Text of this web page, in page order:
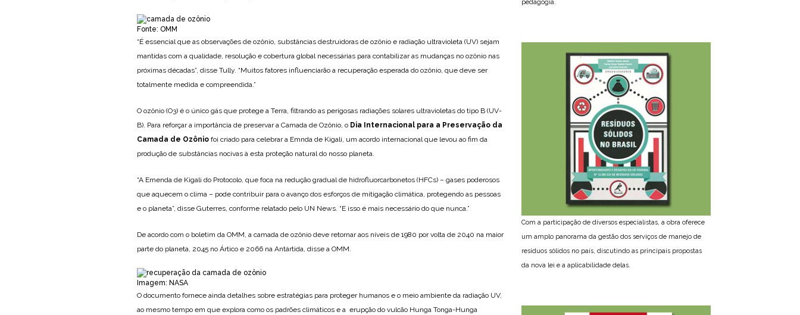
Fonte: OMM
“É essencial que as observações de ozônio, substâncias destruidoras de ozônio e radiação ultravioleta (UV) sejam
mantidas com a qualidade, resolução e cobertura global necessárias para contabilizar as mudanças no ozônio nas
próximas décadas”, disse Tully. “Muitos fatores influenciarão a recuperação esperada do ozônio, que deve ser
totalmente medida e compreendida.”
O ozônio (O3) é o único gás que protege a Terra, filtrando as perigosas radiações solares ultravioletas do tipo B (UV-
B). Para reforçar a importância de preservar a Camada de Ozônio, o Dia Internacional para a Preservação da
Camada de Ozônio foi criado para celebrar a Emnda de Kigali, um acordo internacional que levou ao fim da
produção de substâncias nocivas à esta proteção natural do nosso planeta.
“A Emenda de Kigali do Protocolo, que foca na redução gradual de hidrofluorcarbonetos (HFCs) – gases poderosos
que aquecem o clima – pode contribuir para o avanço dos esforços de mitigação climática, protegendo as pessoas
e o planeta”, disse Guterres, conforme relatado pelo UN News. “E isso é mais necessário do que nunca.”
De acordo com o boletim da OMM, a camada de ozônio deve retornar aos níveis de 1980 por volta de 2040 na maior
parte do planeta, 2045 no Ártico e 2066 na Antártida, disse a OMM.
Imagem: NASA
O documento fornece ainda detalhes sobre estratégias para proteger humanos e o meio ambiente da radiação UV,
ao mesmo tempo em que explora como os padrões climáticos e a erupção do vulcão Hunga Tonga-Hunga
pedagogia.
Com a participação de diversos especialistas, a obra oferece
um amplo panorama da gestão dos serviços de manejo de
resíduos sólidos no país, discutindo as principais propostas
da nova lei e a aplicabilidade delas.